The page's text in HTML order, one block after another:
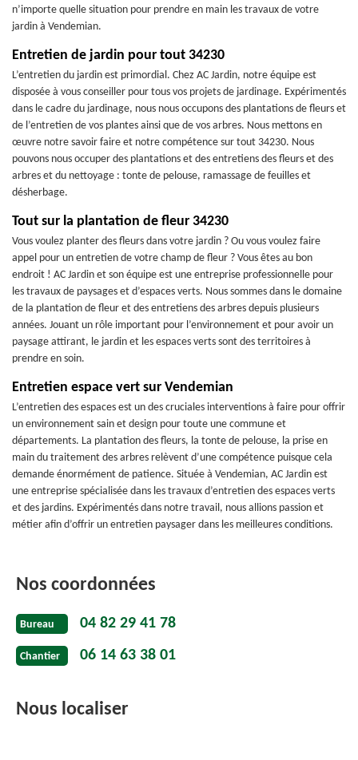
n’importe quelle situation pour prendre en main les travaux de votre
jardin à Vendemian.
Entretien de jardin pour tout 34230
L’entretien du jardin est primordial. Chez AC Jardin, notre équipe est
disposée à vous conseiller pour tous vos projets de jardinage. Expérimentés
dans le cadre du jardinage, nous nous occupons des plantations de fleurs et
de l’entretien de vos plantes ainsi que de vos arbres. Nous mettons en
œuvre notre savoir faire et notre compétence sur tout 34230. Nous
pouvons nous occuper des plantations et des entretiens des fleurs et des
arbres et du nettoyage : tonte de pelouse, ramassage de feuilles et
désherbage.
Tout sur la plantation de fleur 34230
Vous voulez planter des fleurs dans votre jardin ? Ou vous voulez faire
appel pour un entretien de votre champ de fleur ? Vous êtes au bon
endroit ! AC Jardin et son équipe est une entreprise professionnelle pour
les travaux de paysages et d’espaces verts. Nous sommes dans le domaine
de la plantation de fleur et des entretiens des arbres depuis plusieurs
années. Jouant un rôle important pour l’environnement et pour avoir un
paysage attirant, le jardin et les espaces verts sont des territoires à
prendre en soin.
Entretien espace vert sur Vendemian
L’entretien des espaces est un des cruciales interventions à faire pour offrir
un environnement sain et design pour toute une commune et
départements. La plantation des fleurs, la tonte de pelouse, la prise en
main du traitement des arbres relèvent d’une compétence puisque cela
demande énormément de patience. Située à Vendemian, AC Jardin est
une entreprise spécialisée dans les travaux d’entretien des espaces verts
et des jardins. Expérimentés dans notre travail, nous allions passion et
métier afin d’offrir un entretien paysager dans les meilleures conditions.
Nos coordonnées
Bureau 04 82 29 41 78
Chantier 06 14 63 38 01
Nous localiser